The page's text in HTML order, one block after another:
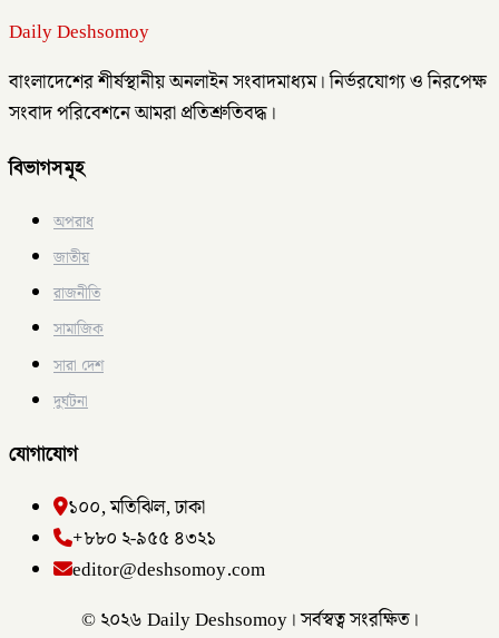
Daily Deshsomoy
বাংলাদেশের শীর্ষস্থানীয় অনলাইন সংবাদমাধ্যম। নির্ভরযোগ্য ও নিরপেক্ষ
সংবাদ পরিবেশনে আমরা প্রতিশ্রুতিবদ্ধ।
বিভাগসমূহ
অপরাধ
জাতীয়
রাজনীতি
সামাজিক
সারা দেশ
দুর্ঘটনা
যোগাযোগ
১০০, মতিঝিল, ঢাকা
+৮৮০ ২-৯৫৫ ৪৩২১
editor@deshsomoy.com
© ২০২৬ Daily Deshsomoy। সর্বস্বত্ব সংরক্ষিত।